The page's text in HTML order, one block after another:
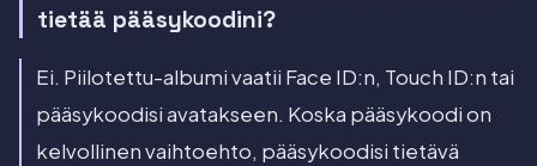
tietää pääsykoodini?
Ei. Piilotettu-albumi vaatii Face ID:n, Touch ID:n tai
pääsykoodisi avatakseen. Koska pääsykoodi on
kelvollinen vaihtoehto, pääsykoodisi tietävä